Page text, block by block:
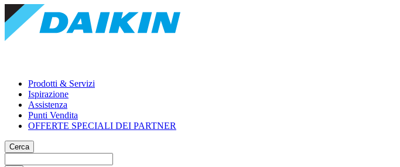
Prodotti & Servizi
Ispirazione
Assistenza
Punti Vendita
OFFERTE SPECIALI DEI PARTNER
Cerca